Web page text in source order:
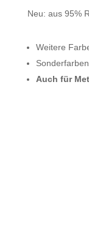
Neu: aus 95%
Weitere
Auch für